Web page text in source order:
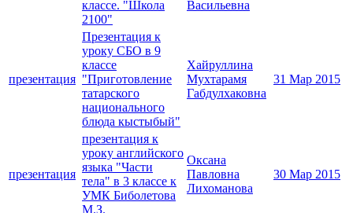
классе. "Школа
2100"
Васильевна
презентация
Презентация к
уроку СБО в 9
классе
"Приготовление
татарского
национального
блюда кыстыбый"
Хайруллина
Мухтарамя
Габдулхаковна
31 Мар 2015
презентация
презентация к
уроку английского
языка "Части
тела" в 3 классе к
УМК Биболетова
М.З.
Оксана
Павловна
Лихоманова
30 Мар 2015